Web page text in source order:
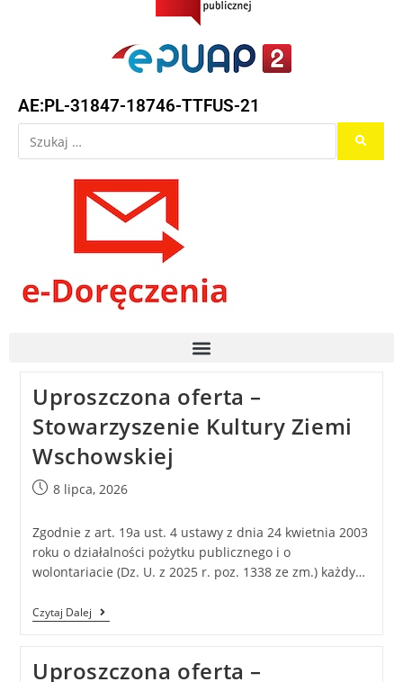
AE:PL-31847-18746-TTFUS-21
Uproszczona oferta –
Stowarzyszenie Kultury Ziemi
Wschowskiej
8 lipca, 2026
Zgodnie z art. 19a ust. 4 ustawy z dnia 24 kwietnia 2003
roku o działalności pożytku publicznego i o
wolontariacie (Dz. U. z 2025 r. poz. 1338 ze zm.) każdy…
Czytaj Dalej
Uproszczona oferta –